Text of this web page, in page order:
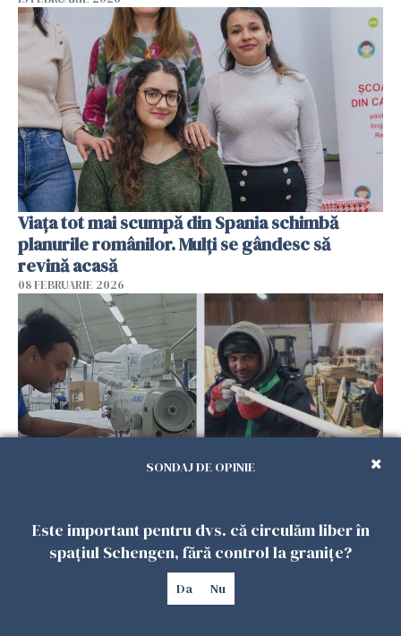
Viața tot mai scumpă din Spania schimbă
planurile românilor. Mulți se gândesc să
revină acasă
08 FEBRUARIE 2026
muncitorii străini în favoarea Spaniei
06 FEBRUARIE 2026
SONDAJ DE OPINIE
Este important pentru dvs. că circulăm liber în
spațiul Schengen, fără control la granițe?
Da Nu